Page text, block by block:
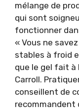
mélange de
qui sont
fonctionner
« Vous ne
stables à froid
que le gel fait à
Carroll.
conseillent de
recommandent